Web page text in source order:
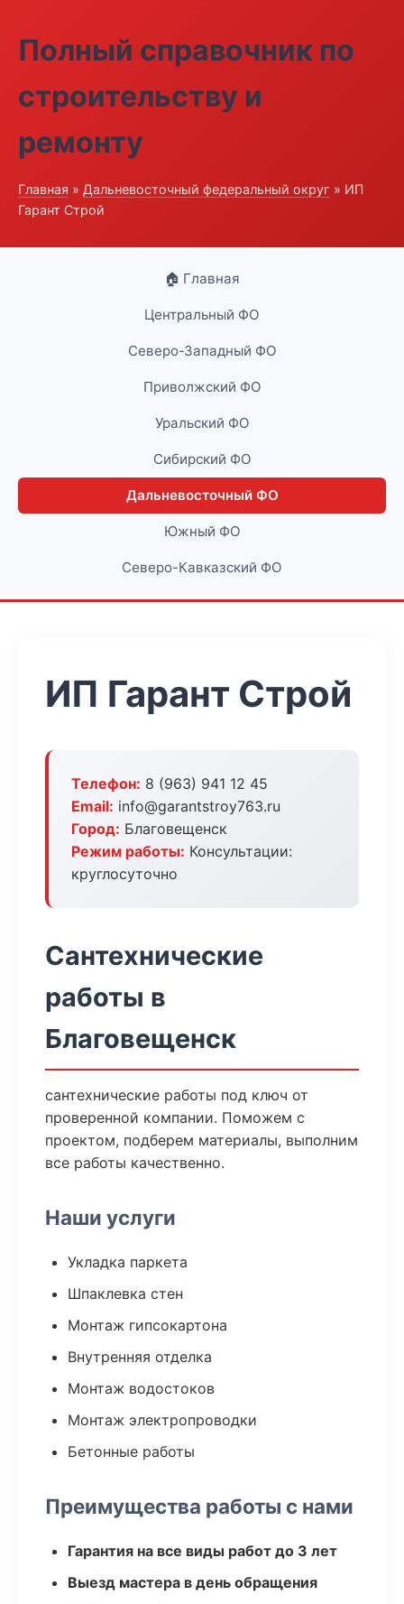
Полный справочник по
строительству и
ремонту
Главная » Дальневосточный федеральный округ » ИП
Гарант Строй
🏠 Главная
Центральный ФО
Северо-Западный ФО
Приволжский ФО
Уральский ФО
Сибирский ФО
Дальневосточный ФО
Южный ФО
Северо-Кавказский ФО
ИП Гарант Строй
Телефон: 8 (963) 941 12 45
Email: info@garantstroy763.ru
Город: Благовещенск
Режим работы: Консультации:
круглосуточно
Сантехнические
работы в
Благовещенск
сантехнические работы под ключ от
проверенной компании. Поможем с
проектом, подберем материалы, выполним
все работы качественно.
Наши услуги
Укладка паркета
Шпаклевка стен
Монтаж гипсокартона
Внутренняя отделка
Монтаж водостоков
Монтаж электропроводки
Бетонные работы
Преимущества работы с нами
Гарантия на все виды работ до 3 лет
Выезд мастера в день обращения